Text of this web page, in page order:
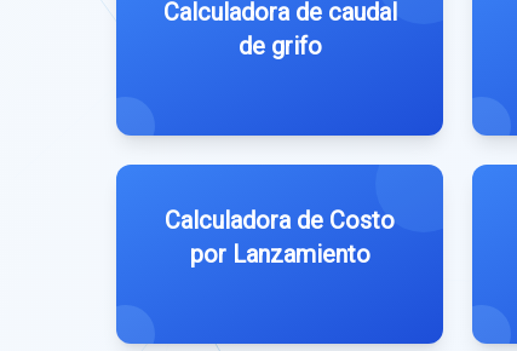
Calculadora de caudal
de grifo
Calculadora de Costo
por Lanzamiento